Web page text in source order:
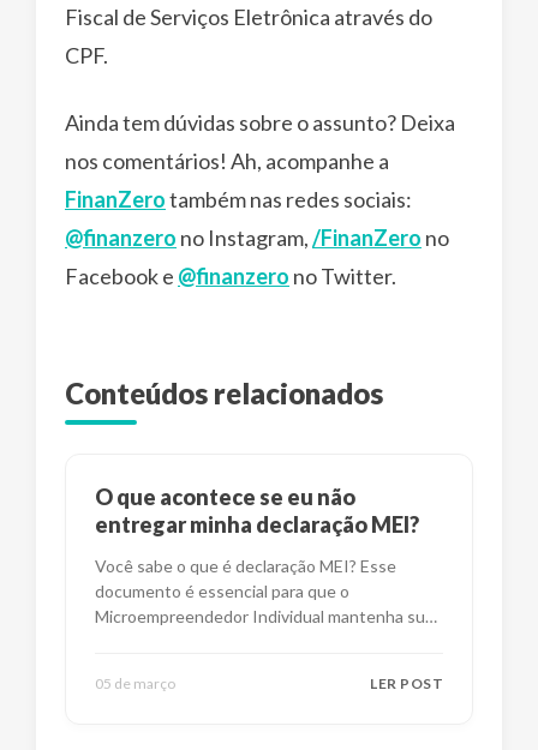
Fiscal de Serviços Eletrônica através do
CPF.
Ainda tem dúvidas sobre o assunto? Deixa
nos comentários! Ah, acompanhe a
FinanZerotambém nas redes sociais:
@finanzero no Instagram,/FinanZero no
Facebook e @finanzero no Twitter.
Conteúdos relacionados
O que acontece se eu não
entregar minha declaração MEI?
Você sabe o que é declaração MEI? Esse
documento é essencial para que o
Microempreendedor Individual mantenha suas
05 de março LER POST